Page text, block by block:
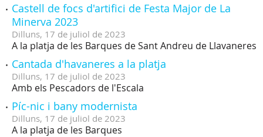
Castell de focs d'artifici de Festa Major de La
Minerva 2023
Dilluns, 17 de juliol de 2023
A la platja de les Barques de Sant Andreu de Llavaneres
Cantada d'havaneres a la platja
Dilluns, 17 de juliol de 2023
Amb els Pescadors de l'Escala
Píc-nic i bany modernista
Dilluns, 17 de juliol de 2023
A la platja de les Barques